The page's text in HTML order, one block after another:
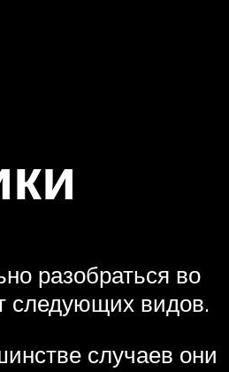
разобраться во
следующих видов.
случаев они